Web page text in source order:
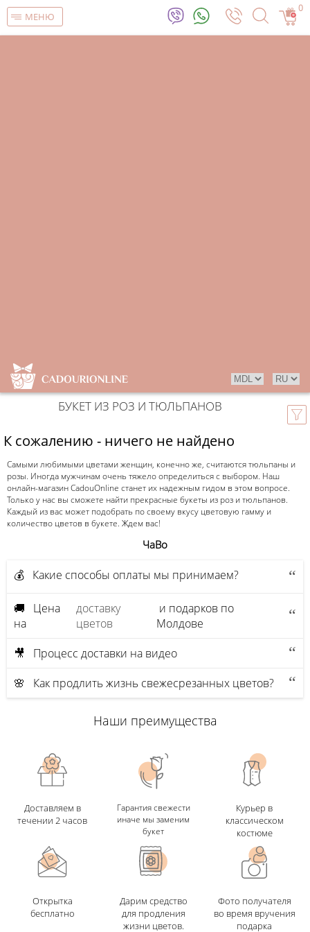
МЕНЮ
0
БУКЕТ ИЗ РОЗ И ТЮЛЬПАНОВ
К сожалению - ничего не найдено
Самыми любимыми цветами женщин, конечно же, считаются тюльпаны и
розы. Иногда мужчинам очень тяжело определиться с выбором. Наш
онлайн-магазин CadouOnline станет их надежным гидом в этом вопросе.
Только у нас вы сможете найти прекрасные букеты из роз и тюльпанов.
Каждый из вас может подобрать по своему вкусу цветовую гамму и
количество цветов в букете. Ждем вас!
ЧаВо
💰 Какие способы оплаты мы принимаем?
🚚 Цена
на
доставку
цветов
и подарков по
Молдове
🎥 Процесс доставки на видео
🌸 Как продлить жизнь свежесрезанных цветов?
Наши преимущества
Доставляем в
течении 2 часов
Гарантия свежести
иначе мы заменим
букет
Курьер в
классическом
костюме
Открытка
бесплатно
Дарим средство
для продления
жизни цветов.
Фото получателя
во время вручения
подарка